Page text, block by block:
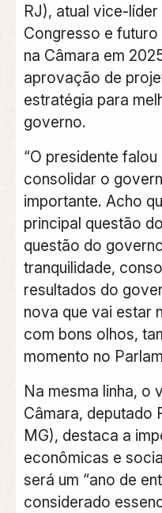
RJ), atual vice-
Congresso e
na Câmara em
aprovação de
estratégia para
governo.
“O presidente
consolidar o
importante. Acho
principal questão
questão do
tranquilidade,
resultados do
nova que vai estar
com bons olhos,
momento no
Na mesma linha, o
Câmara, deputado
MG), destaca a
econômicas e
será um “ano de
considerado